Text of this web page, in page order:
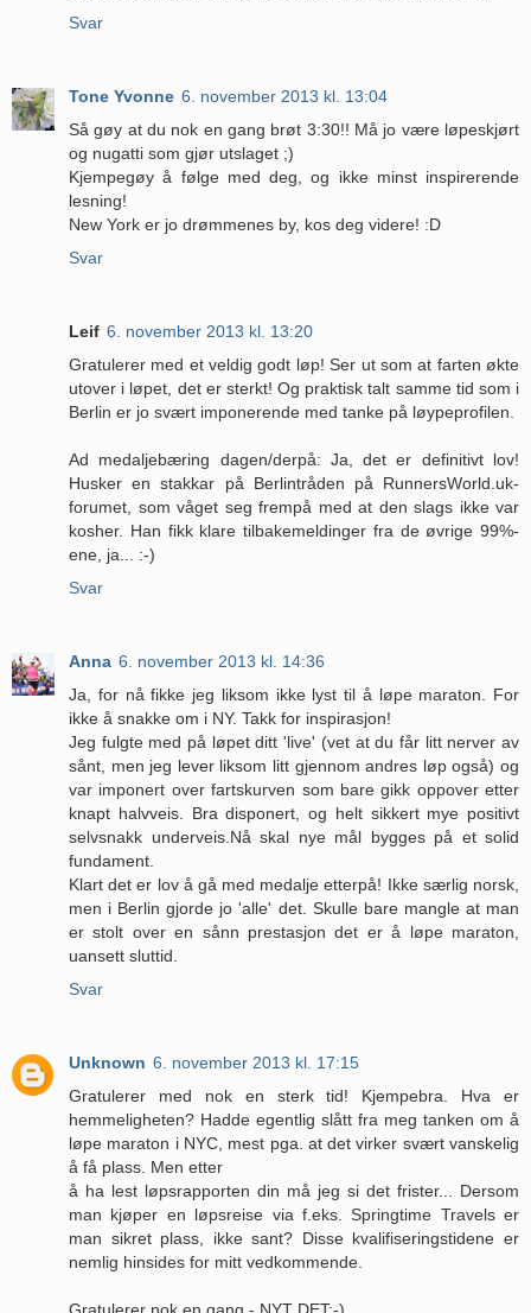
Svar
Tone Yvonne 6. november 2013 kl. 13:04
Så gøy at du nok en gang brøt 3:30!! Må jo være løpeskjørt
og nugatti som gjør utslaget ;)
Kjempegøy å følge med deg, og ikke minst inspirerende
lesning!
New York er jo drømmenes by, kos deg videre! :D
Svar
Leif 6. november 2013 kl. 13:20
Gratulerer med et veldig godt løp! Ser ut som at farten økte
utover i løpet, det er sterkt! Og praktisk talt samme tid som i
Berlin er jo svært imponerende med tanke på løypeprofilen.
Ad medaljebæring dagen/derpå: Ja, det er definitivt lov!
Husker en stakkar på Berlintråden på RunnersWorld.uk-
forumet, som våget seg frempå med at den slags ikke var
kosher. Han fikk klare tilbakemeldinger fra de øvrige 99%-
ene, ja... :-)
Svar
Anna 6. november 2013 kl. 14:36
Ja, for nå fikke jeg liksom ikke lyst til å løpe maraton. For
ikke å snakke om i NY. Takk for inspirasjon!
Jeg fulgte med på løpet ditt 'live' (vet at du får litt nerver av
sånt, men jeg lever liksom litt gjennom andres løp også) og
var imponert over fartskurven som bare gikk oppover etter
knapt halvveis. Bra disponert, og helt sikkert mye positivt
selvsnakk underveis.Nå skal nye mål bygges på et solid
fundament.
Klart det er lov å gå med medalje etterpå! Ikke særlig norsk,
men i Berlin gjorde jo 'alle' det. Skulle bare mangle at man
er stolt over en sånn prestasjon det er å løpe maraton,
uansett sluttid.
Svar
Unknown 6. november 2013 kl. 17:15
Gratulerer med nok en sterk tid! Kjempebra. Hva er
hemmeligheten? Hadde egentlig slått fra meg tanken om å
løpe maraton i NYC, mest pga. at det virker svært vanskelig
å få plass. Men etter
å ha lest løpsrapporten din må jeg si det frister... Dersom
man kjøper en løpsreise via f.eks. Springtime Travels er
man sikret plass, ikke sant? Disse kvalifiseringstidene er
nemlig hinsides for mitt vedkommende.